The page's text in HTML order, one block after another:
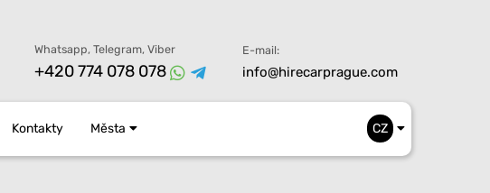
Whatsapp, Telegram, Viber
+420 774 078 078
E-mail:
info@hirecarprague.com
Kontakty Města CZ